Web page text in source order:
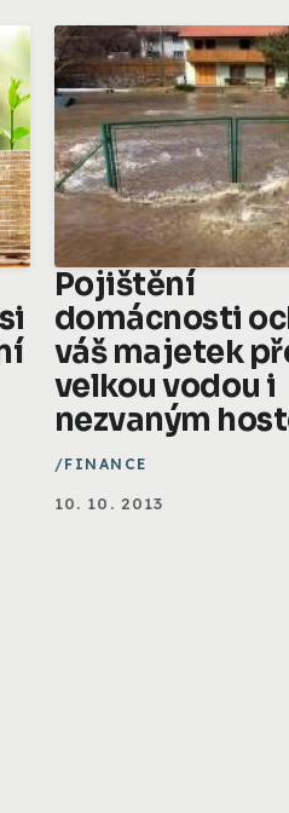
Pojištění
domácnosti
váš majetek
velkou vodou i
nezvaným
FINANCE
10. 10. 2013